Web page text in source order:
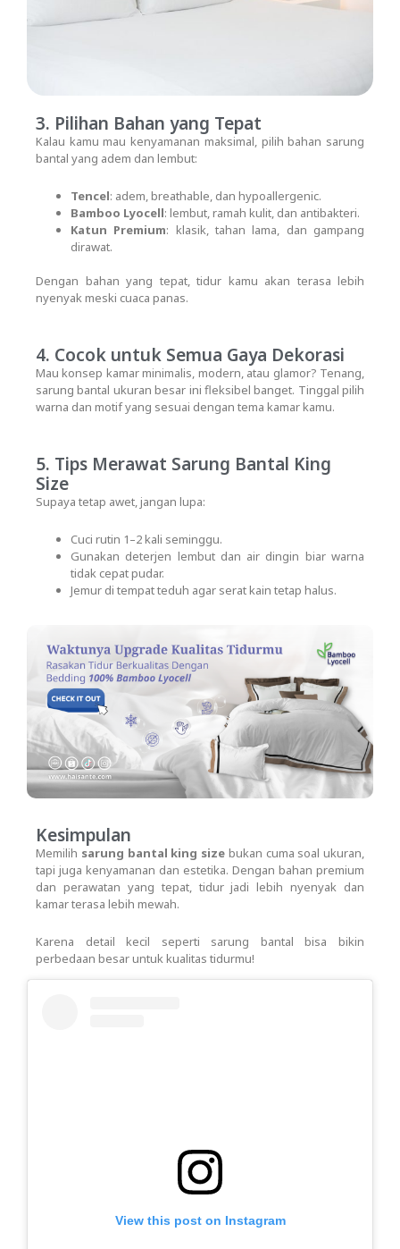
3. Pilihan Bahan yang Tepat
Kalau kamu mau kenyamanan maksimal, pilih bahan sarung
bantal yang adem dan lembut:
Tencel: adem, breathable, dan hypoallergenic.
Bamboo Lyocell: lembut, ramah kulit, dan antibakteri.
Katun Premium: klasik, tahan lama, dan gampang
dirawat.
Dengan bahan yang tepat, tidur kamu akan terasa lebih
nyenyak meski cuaca panas.
4. Cocok untuk Semua Gaya Dekorasi
Mau konsep kamar minimalis, modern, atau glamor? Tenang,
sarung bantal ukuran besar ini fleksibel banget. Tinggal pilih
warna dan motif yang sesuai dengan tema kamar kamu.
5. Tips Merawat Sarung Bantal King
Size
Supaya tetap awet, jangan lupa:
Cuci rutin 1–2 kali seminggu.
Gunakan deterjen lembut dan air dingin biar warna
tidak cepat pudar.
Jemur di tempat teduh agar serat kain tetap halus.
Kesimpulan
Memilih sarung bantal king size bukan cuma soal ukuran,
tapi juga kenyamanan dan estetika. Dengan bahan premium
dan perawatan yang tepat, tidur jadi lebih nyenyak dan
kamar terasa lebih mewah.
Karena detail kecil seperti sarung bantal bisa bikin
perbedaan besar untuk kualitas tidurmu!
View this post on Instagram